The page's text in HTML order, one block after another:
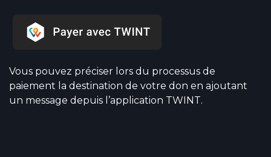
Vous pouvez préciser lors du processus de
paiement la destination de votre don en ajoutant
un message depuis l’application TWINT.